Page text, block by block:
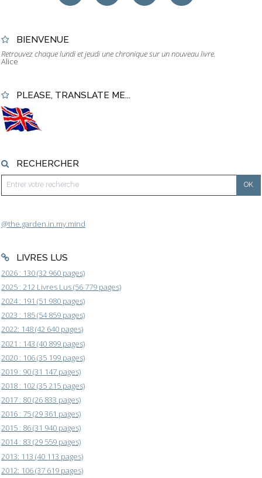
BIENVENUE
Retrouvez chaque lundi et jeudi une chronique sur un nouveau livre.
Alice
PLEASE, TRANSLATE ME...
RECHERCHER
@the.garden.in.my.mind
LIVRES LUS
2026 : 130 (32 960 pages)
2025 : 212 Livres Lus (56 779 pages)
2024 : 191 (51 980 pages)
2023 : 185 (54 859 pages)
2022: 148 (42 640 pages)
2021 : 143 (40 899 pages)
2020 : 106 (35 199 pages)
2019 : 90 (31 147 pages)
2018 : 102 (35 215 pages)
2017 : 80 (26 833 pages)
2016 : 75 (29 361 pages)
2015 : 86 (31 940 pages)
2014 : 83 (29 559 pages)
2013: 113 (40 113 pages)
2012: 106 (37 619 pages)